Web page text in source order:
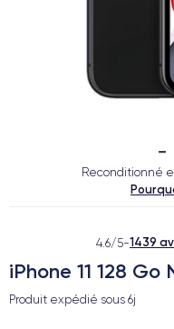
Reconditionné
4.6/5-1439
iPhone 11 128 Go
Produit expédié sous 6j